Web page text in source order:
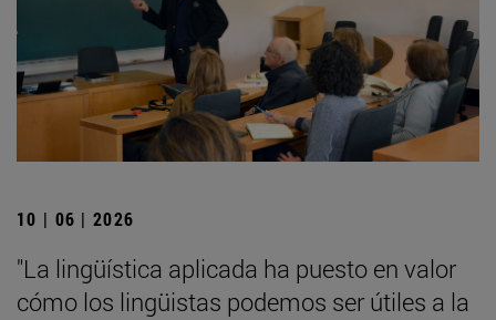
10 | 06 | 2026
"La lingüística aplicada ha puesto en valor
cómo los lingüistas podemos ser útiles a la